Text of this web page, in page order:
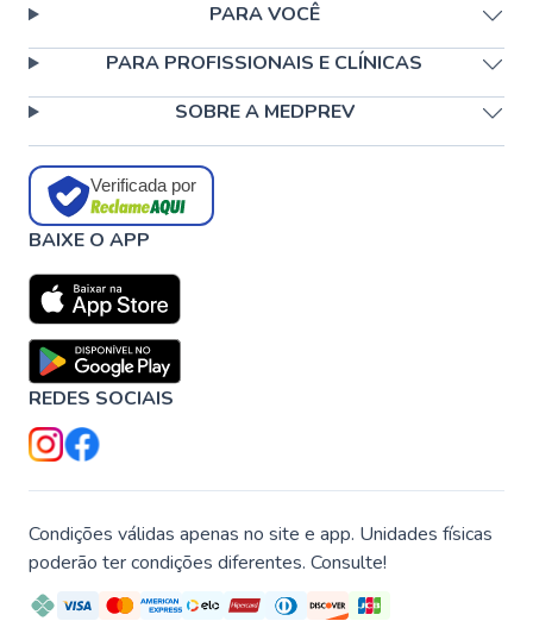
PARA VOCÊ
PARA PROFISSIONAIS E CLÍNICAS
SOBRE A MEDPREV
Verificada por
BAIXE O APP
REDES SOCIAIS
Condições válidas apenas no site e app. Unidades físicas
poderão ter condições diferentes. Consulte!